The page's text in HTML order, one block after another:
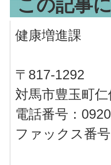
この記事
健康増進課
〒817-1292
対馬市豊玉町
電話番号：
ファックス番